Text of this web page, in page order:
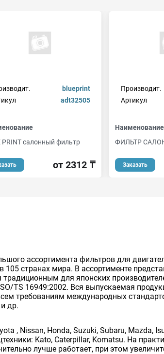
blueprint
adt32505
PRINT салонный фильтр
от 2312 ₸
Производит.
Артикул
Наименование
ФИЛЬТР
Заказать
ассортимента фильтров для
странах мира. В ассортименте
для японских
TS 16949:2002. Вся выпускаемая
требованиям международных
др.
, Nissan, Honda, Suzuki, Subaru, Mazda,
Kato, Caterpillar, Komatsu. На
лучше работает, при этом